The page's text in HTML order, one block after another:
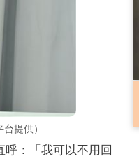
提供）
：「我可以不用回